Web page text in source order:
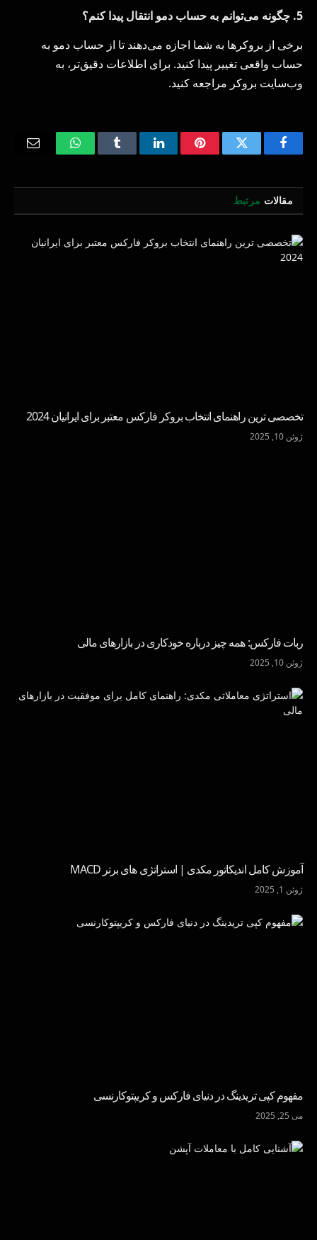
5. چگونه می‌توانم به حساب دمو انتقال پیدا کنم؟
برخی از بروکرها به شما اجازه می‌دهند تا از حساب دمو به
حساب واقعی تغییر پیدا کنید. برای اطلاعات دقیق‌تر، به
وب‌سایت بروکر مراجعه کنید.
Facebook
Twitter
Pinterest
LinkedIn
Tumblr
WhatsApp
مقالات مرتبط
تخصصی ترین راهنمای انتخاب بروکر فارکس معتبر برای ایرانیان 2024
ژوئن 10, 2025
ربات فارکس: همه چیز درباره خودکاری در بازارهای مالی
ژوئن 10, 2025
آموزش کامل اندیکاتور مکدی | استراتژی های برتر MACD
ژوئن 1, 2025
مفهوم کپی تریدینگ در دنیای فارکس و کریپتوکارنسی
می 25, 2025